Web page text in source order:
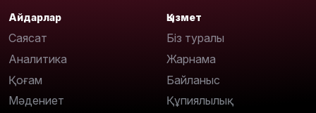
Айдарлар
Саясат
Аналитика
Қоғам
Мәдениет
Қызмет
Біз туралы
Жарнама
Байланыс
Құпиялылық